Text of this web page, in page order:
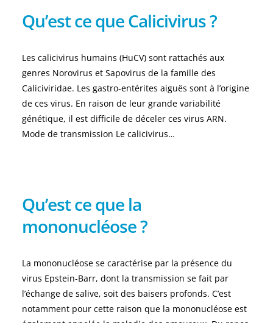
Qu’est ce que Calicivirus ?
Les calicivirus humains (HuCV) sont rattachés aux
genres Norovirus et Sapovirus de la famille des
Caliciviridae. Les gastro-entérites aiguës sont à l’origine
de ces virus. En raison de leur grande variabilité
génétique, il est difficile de déceler ces virus ARN.
Mode de transmission Le calicivirus…
Qu’est ce que la
mononucléose ?
La mononucléose se caractérise par la présence du
virus Epstein-Barr, dont la transmission se fait par
l’échange de salive, soit des baisers profonds. C’est
notamment pour cette raison que la mononucléose est